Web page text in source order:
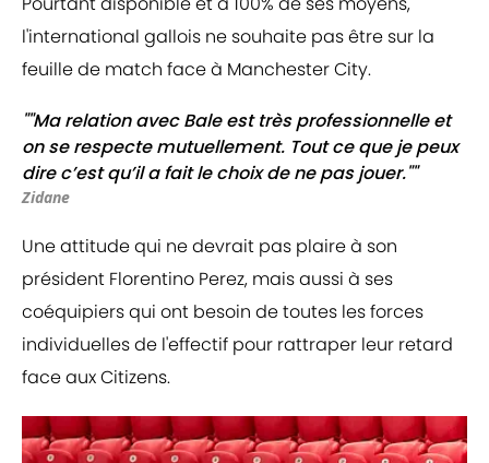
l'international gallois ne souhaite pas être sur la
feuille de match face à Manchester City.
""Ma relation avec Bale est très professionnelle et
on se respecte mutuellement. Tout ce que je peux
dire c’est qu’il a fait le choix de ne pas jouer.""
Zidane
Une attitude qui ne devrait pas plaire à son
président Florentino Perez, mais aussi à ses
coéquipiers qui ont besoin de toutes les forces
individuelles de l'effectif pour rattraper leur retard
face aux Citizens.